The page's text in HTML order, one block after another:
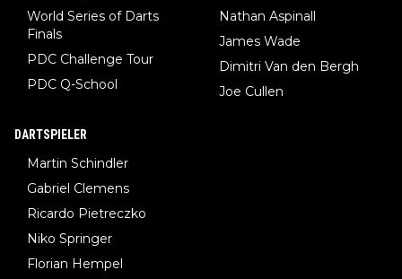
World Series of Darts
Finals
PDC Challenge Tour
PDC Q-School
Nathan Aspinall
James Wade
Dimitri Van den Bergh
Joe Cullen
DARTSPIELER
Martin Schindler
Gabriel Clemens
Ricardo Pietreczko
Niko Springer
Florian Hempel